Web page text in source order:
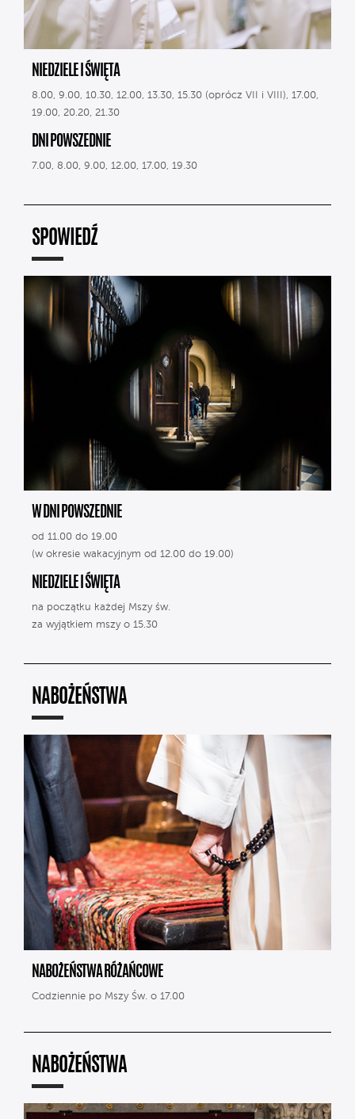
NIEDZIELE I ŚWIĘTA
8.00, 9.00, 10.30, 12.00, 13.30, 15.30 (oprócz VII i VIII), 17.00,
19.00, 20.20, 21.30
DNI POWSZEDNIE
7.00, 8.00, 9.00, 12.00, 17.00, 19.30
SPOWIEDŹ
W DNI POWSZEDNIE
od 11.00 do 19.00
(w okresie wakacyjnym od 12.00 do 19.00)
NIEDZIELE I ŚWIĘTA
na początku każdej Mszy św.
za wyjątkiem mszy o 15.30
NABOŻEŃSTWA
NABOŻEŃSTWA RÓŻAŃCOWE
Codziennie po Mszy Św. o 17.00
NABOŻEŃSTWA